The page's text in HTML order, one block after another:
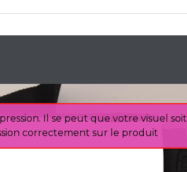
Il se peut que votre visuel soit
correctement sur le produit